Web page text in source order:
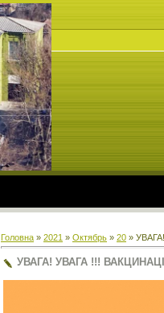
Головна » 2021 » Октябрь » 20 »
УВАГА! УВАГА !!!